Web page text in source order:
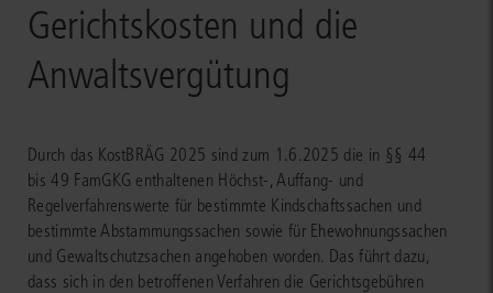
Gerichtskosten und die
Anwaltsvergütung
Durch das KostBRÄG 2025 sind zum 1.6.2025 die in §§ 44
bis 49 FamGKG enthaltenen Höchst-, Auffang- und
Regelverfahrenswerte für bestimmte Kindschaftssachen und
bestimmte Abstammungssachen sowie für Ehewohnungssachen
und Gewaltschutzsachen angehoben worden. Das führt dazu,
dass sich in den betroffenen Verfahren die Gerichtsgebühren